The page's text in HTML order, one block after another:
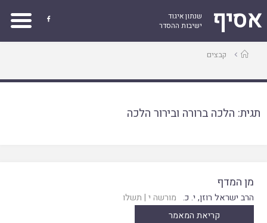
אסיף
שנתון איגוד
ישיבות ההסדר

עמודקבצים
תגית: הלכה ברורה ובירור הלכה
מן המדף
הרב ישראל רוזן, י. כ. מורשה י | תשלו
קריאת המאמר